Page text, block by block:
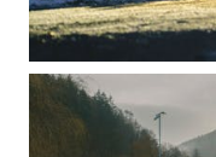
Mallit